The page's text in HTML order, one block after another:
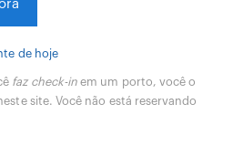
de hoje
faz check-in em um porto, você o
site. Você não está reservando